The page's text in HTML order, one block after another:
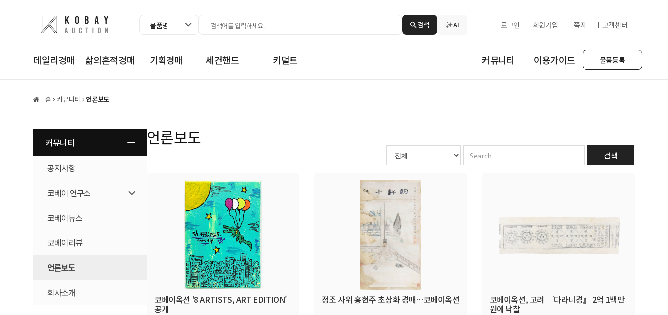
물품명 검색 AI 로그인 회원가입 쪽지 고객센터
데일리경매 삶의흔적경매 기획경매 세컨핸드 키덜트 커뮤니티 이용가이드 물품등록
홈 커뮤니티 언론보도
커뮤니티
공지사항
코베이 연구소
코베이 연구소란?
A.I 코베이(Beta)
셀픽 지원센터
LIVE경매(Beta)
코베이뉴스
코베이리뷰
언론보도
회사소개
언론보도
검색
코베이옥션 '8 ARTISTS, ART EDITION'
공개
정조 사위 홍현주 초상화 경매…코베이옥션 코베이옥션, 고려 『다라니경』 2억 1백만
원에 낙찰